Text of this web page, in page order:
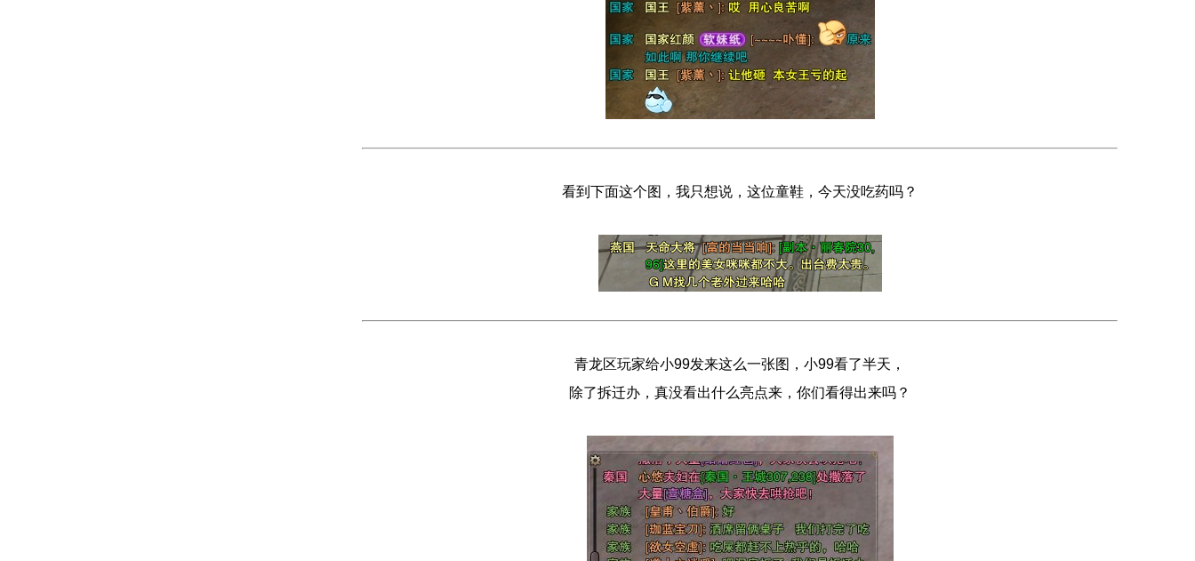
看到下面这个图，我只想说，这位童鞋，今天没吃药吗？
青龙区玩家给小99发来这么一张图，小99看了半天，
除了拆迁办，真没看出什么亮点来，你们看得出来吗？